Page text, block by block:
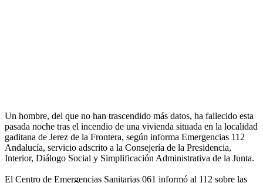
Un hombre, del que no han trascendido más datos, ha fallecido esta
pasada noche tras el incendio de una vivienda situada en la localidad
gaditana de Jerez de la Frontera, según informa Emergencias 112
Andalucía, servicio adscrito a la Consejería de la Presidencia,
Interior, Diálogo Social y Simplificación Administrativa de la Junta.
El Centro de Emergencias Sanitarias 061 informó al 112 sobre las